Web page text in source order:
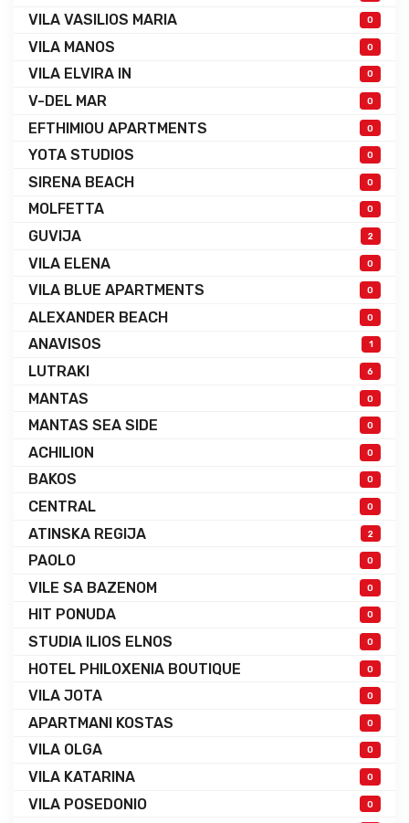
VILA VASILIOS MARIA
0
VILA MANOS 0
VILA ELVIRA IN 0
V-DEL MAR 0
EFTHIMIOU APARTMENTS 0
YOTA STUDIOS 0
SIRENA BEACH 0
MOLFETTA 0
GUVIJA 2
VILA ELENA 0
VILA BLUE APARTMENTS 0
ALEXANDER BEACH 0
ANAVISOS 1
LUTRAKI 6
MANTAS 0
MANTAS SEA SIDE 0
ACHILION 0
BAKOS 0
CENTRAL 0
ATINSKA REGIJA 2
PAOLO 0
VILE SA BAZENOM 0
HIT PONUDA 0
STUDIA ILIOS ELNOS 0
HOTEL PHILOXENIA BOUTIQUE 0
VILA JOTA 0
APARTMANI KOSTAS 0
VILA OLGA 0
VILA KATARINA 0
VILA POSEDONIO 0